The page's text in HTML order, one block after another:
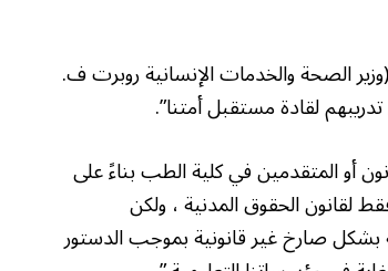
الصحة والخدمات الإنسانية روبرت ف.
لقادة مستقبل أمتنا”.
أو المتقدمين في كلية الطب بناءً على
لقانون الحقوق المدنية ، ولكن
بشكل صارخ غير قانونية بموجب الدستور